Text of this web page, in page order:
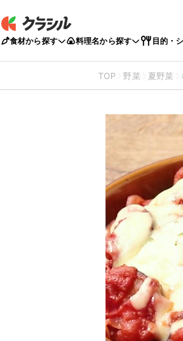
食材から探す 料理名から探す 目的・
TOP 野菜 夏野菜